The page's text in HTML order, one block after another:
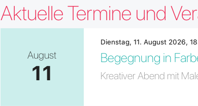
Aktuelle Termine und
August
11
Dienstag, 11. August 2026,
Begegnung in
Kreativer Abend mit